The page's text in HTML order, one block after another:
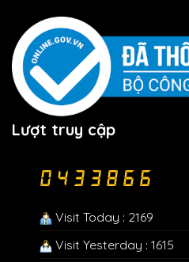
Lượt truy cập
Visit Today : 2169
Visit Yesterday : 1615